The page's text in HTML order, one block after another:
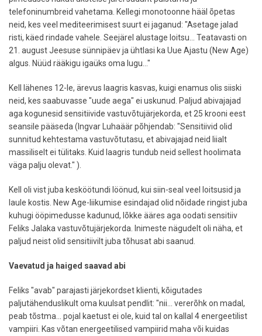
telefoninumbreid vahetama. Kellegi monotoonne hääl õpetas
neid, kes veel mediteerimisest suurt ei jaganud: "Asetage jalad
risti, käed rindade vahele. Seejärel alustage loitsu... Teatavasti on
21. august Jeesuse sünnipäev ja ühtlasi ka Uue Ajastu (New Age)
algus. Nüüd rääkigu igaüks oma lugu..."
Kell lähenes 12-le, ärevus laagris kasvas, kuigi enamus olis siiski
neid, kes saabuvasse "uude aega" ei uskunud. Paljud abivajajad
aga kogunesid sensitiivide vastuvõtujärjekorda, et 25 krooni eest
seansile pääseda (Ingvar Luhaäär põhjendab: "Sensitiivid olid
sunnitud kehtestama vastuvõtutasu, et abivajajad neid liialt
massiliselt ei tülitaks. Kuid laagris tundub neid sellest hoolimata
väga palju olevat." ).
Kell oli vist juba kesköötundi löönud, kui siin-seal veel loitsusid ja
laule kostis. New Age-liikumise esindajad olid nõidade ringist juba
kuhugi ööpimedusse kadunud, lõkke ääres aga oodati sensitiiv
Feliks Jalaka vastuvõtujärjekorda. Inimeste nägudelt oli näha, et
paljud neist olid sensitiivilt juba tõhusat abi saanud.
Vaevatud ja haiged saavad abi
Feliks "avab" parajasti järjekordset klienti, kõigutades
paljutähenduslikult oma kuulsat pendlit: "nii... vererõhk on madal,
peab tõstma... pojal kaetust ei ole, kuid tal on kallal 4 energeetilist
vampiiri. Kas võtan energeetilised vampiirid maha või kuidas